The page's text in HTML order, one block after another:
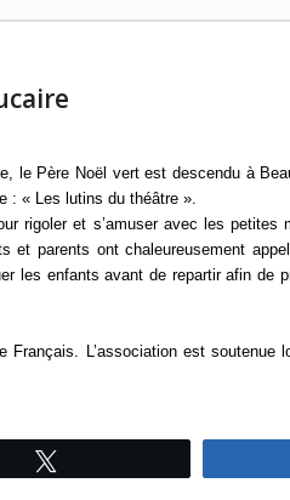
le Père Noël vert est descendu à
: « Les lutins du théâtre ».
rigoler et s’amuser avec les petites
parents ont chaleureusement
les enfants avant de repartir afin de
L’association est soutenue